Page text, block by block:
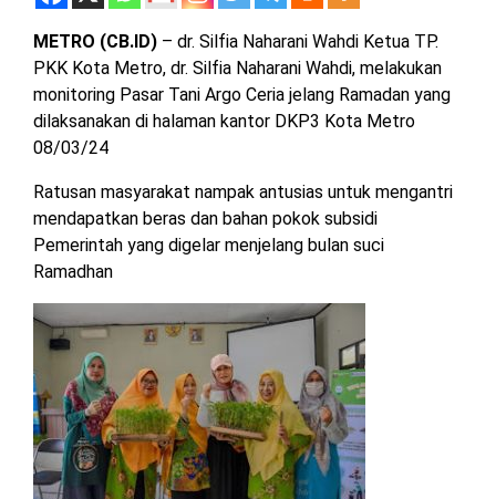
LAMPUNG
UTARA
MESUJI
PESISIR
BARAT
BAWANG
TULANG
BAWANG
BARAT
WAYKANAN
DPRD
LAMBAR
DPRD
LAMPUNG
UTARA
DPRD
MESUJI
DPRD
PESISIR
BARAT
METRO (CB.ID) – dr. Silfia Naharani Wahdi Ketua TP.
PKK Kota Metro, dr. Silfia Naharani Wahdi, melakukan
monitoring Pasar Tani Argo Ceria jelang Ramadan yang
dilaksanakan di halaman kantor DKP3 Kota Metro
08/03/24
Ratusan masyarakat nampak antusias untuk mengantri
mendapatkan beras dan bahan pokok subsidi
Pemerintah yang digelar menjelang bulan suci
Ramadhan